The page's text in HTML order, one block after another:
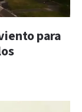
para